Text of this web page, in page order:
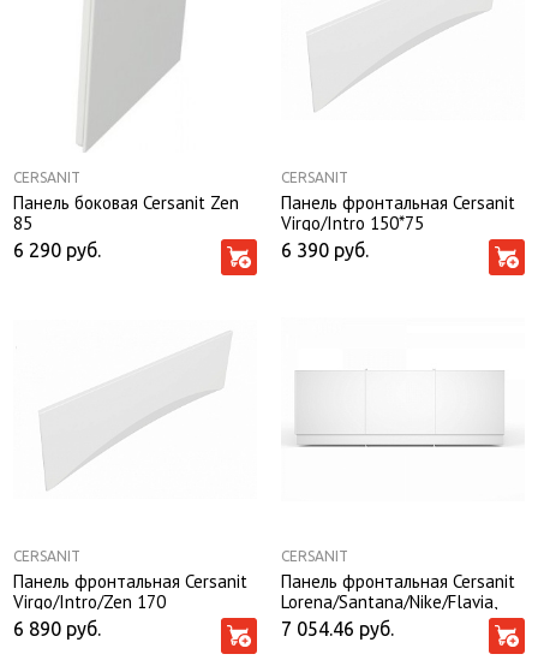
CERSANIT
Панель боковая Cersanit Zen
85
6 290 руб.
CERSANIT
Панель фронтальная Cersanit
Virgo/Intro 150*75
6 390 руб.
CERSANIT
Панель фронтальная Cersanit
Virgo/Intro/Zen 170
6 890 руб.
CERSANIT
Панель фронтальная Cersanit
Lorena/Santana/Nike/Flavia,
Type Click 150
7 054.46 руб.